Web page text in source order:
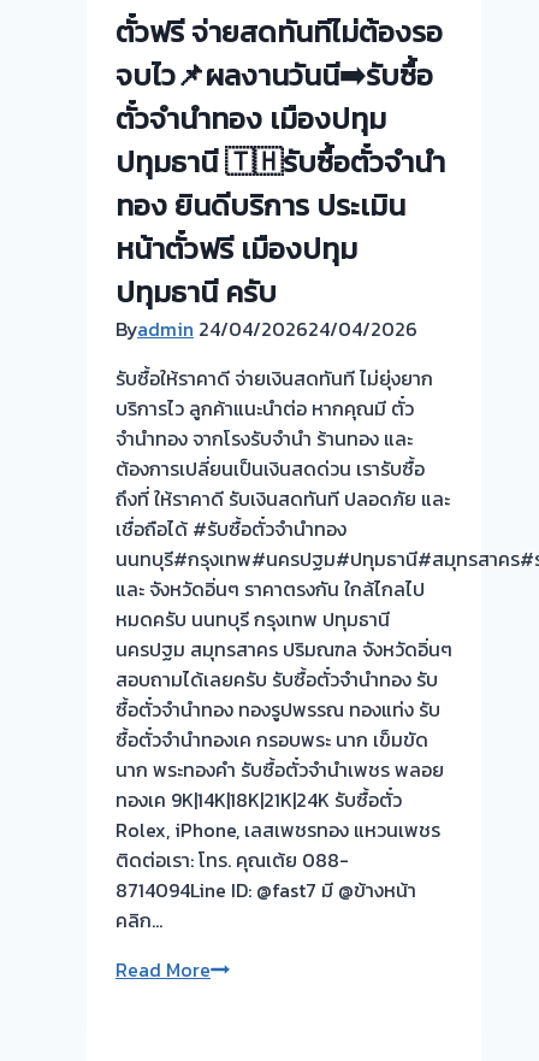
ตั๋วฟรี จ่ายสดทันทีไม่ต้องรอ
จบไว📌ผลงานวันนี➡️รับซื้อ
ตั๋วจำนำทอง เมืองปทุม
ปทุมธานี 🇹🇭รับซื้อตั๋วจำนำ
ทอง ยินดีบริการ ประเมิน
หน้าตั๋วฟรี เมืองปทุม
ปทุมธานี ครับ
Byadmin 24/04/202624/04/2026
รับซื้อให้ราคาดี จ่ายเงินสดทันที ไม่ยุ่งยาก
บริการไว ลูกค้าแนะนำต่อ หากคุณมี ตั๋ว
จำนำทอง จากโรงรับจำนำ ร้านทอง และ
ต้องการเปลี่ยนเป็นเงินสดด่วน เรารับซื้อ
ถึงที่ ให้ราคาดี รับเงินสดทันที ปลอดภัย และ
เชื่อถือได้ #รับซื้อตั๋วจำนำทอง
นนทบุรี#กรุงเทพ#นครปฐม#ปทุมธานี#สมุทรสาคร#
และ จังหวัดอิ่นๆ ราคาตรงกัน ใกล้ไกลไป
หมดครับ นนทบุรี กรุงเทพ ปทุมธานี
นครปฐม สมุทรสาคร ปริมณฑล จังหวัดอิ่นๆ
สอบถามได้เลยครับ รับซื้อตั๋วจำนำทอง รับ
ซื้อตั๋วจำนำทอง ทองรูปพรรณ ทองแท่ง รับ
ซื้อตั๋วจำนำทองเค กรอบพระ นาก เข็มขัด
นาก พระทองคำ รับซื้อตั๋วจำนำเพชร พลอย
ทองเค 9K|14K|18K|21K|24K รับซื้อตั๋ว
Rolex, iPhone, เลสเพชรทอง แหวนเพชร
ติดต่อเรา: โทร. คุณเต้ย 088-
8714094Line ID: @fast7 มี @ข้างหน้า
คลิก…
Read Moreรับ